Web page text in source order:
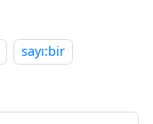
sayı:bir